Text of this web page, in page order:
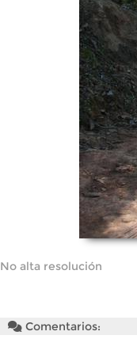
No alta resolución
Comentarios: